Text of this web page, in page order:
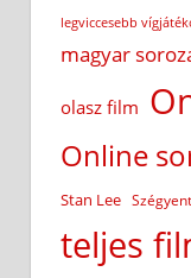
legviccesebb
magyar
olasz film
Online
Stan Lee
teljes